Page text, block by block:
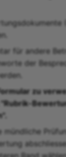
für andere
der
zu
mündliche